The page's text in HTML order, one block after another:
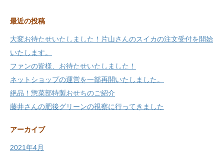
最近の投稿
大変お待たせいたしました！片山さんのスイカの注文受付を開始
いたします。
ファンの皆様、お待たせいたしました！
ネットショップの運営を一部再開いたしました。
絶品！惣菜部特製おせちのご紹介
藤井さんの肥後グリーンの視察に行ってきました
アーカイブ
2021年4月